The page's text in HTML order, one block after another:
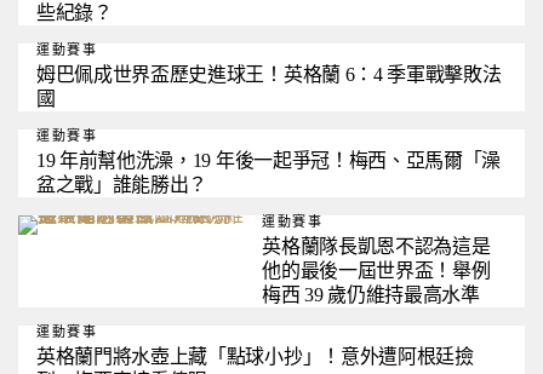
些紀錄？
運動賽事
姆巴佩成世界盃歷史進球王！英格蘭 6：4 季軍戰擊敗法
國
運動賽事
19 年前幫他洗澡，19 年後一起爭冠！梅西、亞馬爾「澡
盆之戰」誰能勝出？
運動賽事
英格蘭隊長凱恩不認為這是
他的最後一屆世界盃！舉例
梅西 39 歲仍維持最高水準
運動賽事
英格蘭門將水壺上藏「點球小抄」！意外遭阿根廷撿